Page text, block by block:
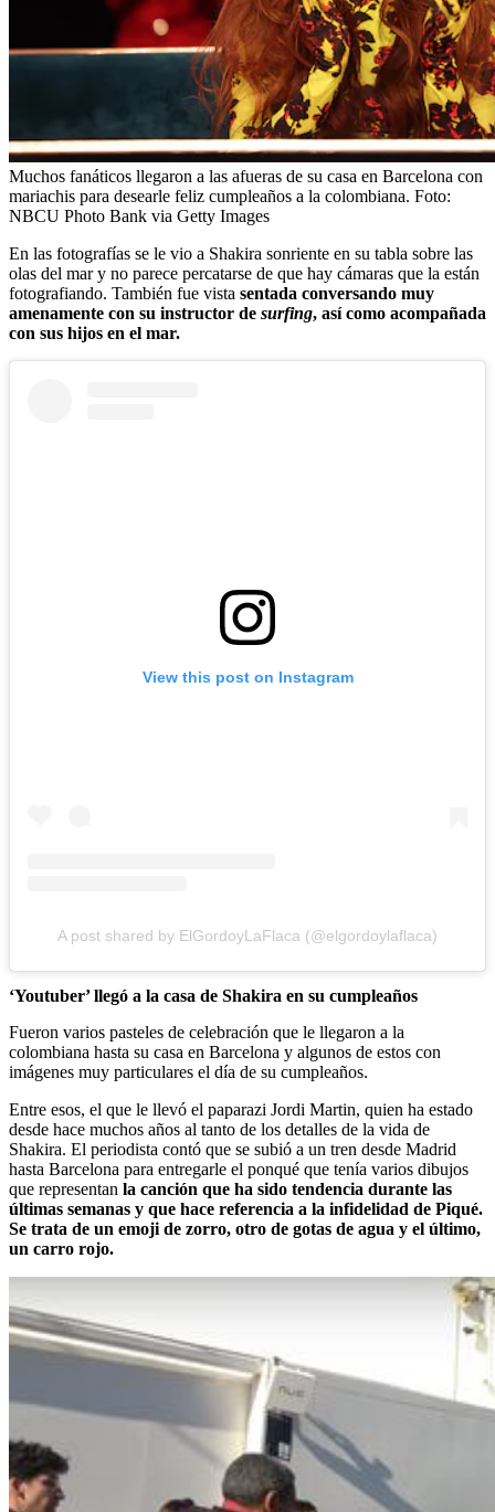
Muchos fanáticos llegaron a las afueras de su casa en Barcelona con
mariachis para desearle feliz cumpleaños a la colombiana. Foto:
NBCU Photo Bank via Getty Images
En las fotografías se le vio a Shakira sonriente en su tabla sobre las
olas del mar y no parece percatarse de que hay cámaras que la están
fotografiando. También fue vista sentada conversando muy
amenamente con su instructor de surfing, así como acompañada
con sus hijos en el mar.
View this post on Instagram
A post shared by ElGordoyLaFlaca (@elgordoylaflaca)
‘Youtuber’ llegó a la casa de Shakira en su cumpleaños
Fueron varios pasteles de celebración que le llegaron a la
colombiana hasta su casa en Barcelona y algunos de estos con
imágenes muy particulares el día de su cumpleaños.
Entre esos, el que le llevó el paparazi Jordi Martin, quien ha estado
desde hace muchos años al tanto de los detalles de la vida de
Shakira. El periodista contó que se subió a un tren desde Madrid
hasta Barcelona para entregarle el ponqué que tenía varios dibujos
que representan la canción que ha sido tendencia durante las
últimas semanas y que hace referencia a la infidelidad de Piqué.
Se trata de un emoji de zorro, otro de gotas de agua y el último,
un carro rojo.